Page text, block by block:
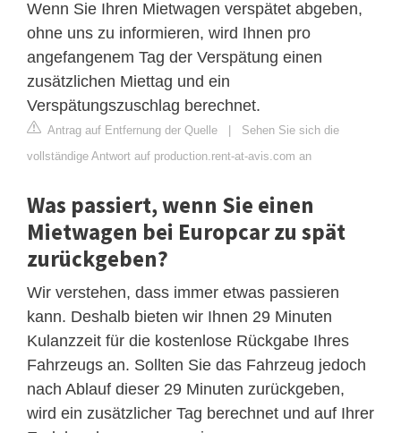
Wenn Sie Ihren Mietwagen verspätet abgeben,
ohne uns zu informieren, wird Ihnen pro
angefangenem Tag der Verspätung einen
zusätzlichen Miettag und ein
Verspätungszuschlag berechnet.
Antrag auf Entfernung der Quelle | Sehen Sie sich die
vollständige Antwort auf production.rent-at-avis.com an
Was passiert, wenn Sie einen
Mietwagen bei Europcar zu spät
zurückgeben?
Wir verstehen, dass immer etwas passieren
kann. Deshalb bieten wir Ihnen 29 Minuten
Kulanzzeit für die kostenlose Rückgabe Ihres
Fahrzeugs an. Sollten Sie das Fahrzeug jedoch
nach Ablauf dieser 29 Minuten zurückgeben,
wird ein zusätzlicher Tag berechnet und auf Ihrer